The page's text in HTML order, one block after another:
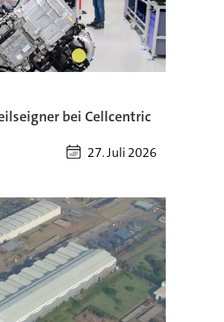
bei Cellcentric
27. Juli 2026